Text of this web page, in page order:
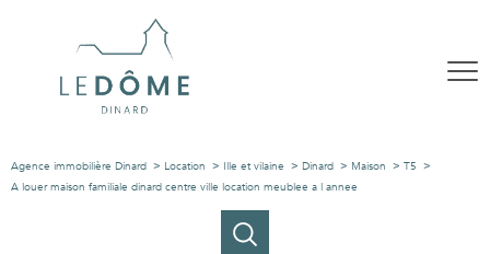
Agence immobilière Dinard Location Ille et vilaine Dinard Maison
T5
A louer maison familiale dinard centre ville location meublee a l annee